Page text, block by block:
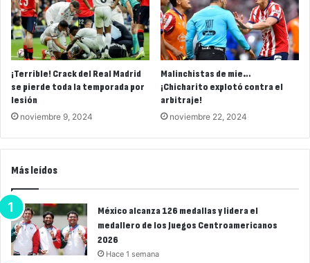
¡Terrible! Crack del Real Madrid
se pierde toda la temporada por
lesión
noviembre 9, 2024
Malinchistas de mie…
¡Chicharito explotó contra el
arbitraje!
noviembre 22, 2024
Más leídos
México alcanza 126 medallas y lidera el
medallero de los Juegos Centroamericanos
2026
Hace 1 semana